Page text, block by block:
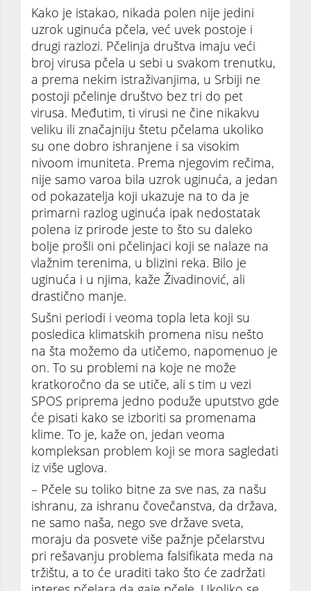
Kako je istakao, nikada polen nije jedini
uzrok uginuća pčela, već uvek postoje i
drugi razlozi. Pčelinja društva imaju veći
broj virusa pčela u sebi u svakom trenutku,
a prema nekim istraživanjima, u Srbiji ne
postoji pčelinje društvo bez tri do pet
virusa. Međutim, ti virusi ne čine nikakvu
veliku ili značajniju štetu pčelama ukoliko
su one dobro ishranjene i sa visokim
nivoom imuniteta. Prema njegovim rečima,
nije samo varoa bila uzrok uginuća, a jedan
od pokazatelja koji ukazuje na to da je
primarni razlog uginuća ipak nedostatak
polena iz prirode jeste to što su daleko
bolje prošli oni pčelinjaci koji se nalaze na
vlažnim terenima, u blizini reka. Bilo je
uginuća i u njima, kaže Živadinović, ali
drastično manje.
Sušni periodi i veoma topla leta koji su
posledica klimatskih promena nisu nešto
na šta možemo da utičemo, napomenuo je
on. To su problemi na koje ne može
kratkoročno da se utiče, ali s tim u vezi
SPOS priprema jedno poduže uputstvo gde
će pisati kako se izboriti sa promenama
klime. To je, kaže on, jedan veoma
kompleksan problem koji se mora sagledati
iz više uglova.
– Pčele su toliko bitne za sve nas, za našu
ishranu, za ishranu čovečanstva, da država,
ne samo naša, nego sve države sveta,
moraju da posvete više pažnje pčelarstvu
pri rešavanju problema falsifikata meda na
tržištu, a to će uraditi tako što će zadržati